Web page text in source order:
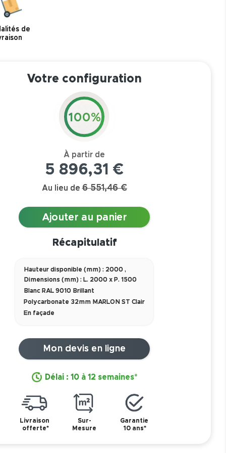
de
Votre configuration
100%
5 896,31 €
Au lieu de 6 551,46 €
Ajouter au panier
Récapitulatif
Hauteur disponible (mm) : 2000,
Dimensions (mm) : L. 2000 x P. 1500
Blanc RAL 9010 Brillant
Polycarbonate 32mm MARLON ST Clair
En façade
Mon devis en ligne
Délai : 10 à 12 semaines*
Livraison
offerte*
Sur-
Mesure
Garantie
10 ans*